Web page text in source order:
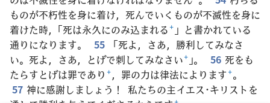
ものが不朽性を身に着け，死んでいくものが不滅性を身に
着けた時，「死は永久にのみ込まれる+ 」と書かれている
通りになります。
55
「死よ，さあ，勝利してみなさ
い。死よ，さあ，とげで刺してみなさい+ 」。 56 死をも
たらすとげは罪であり +，罪の力は律法によります+。
57 神に感謝しましょう！ 私たちの主イエス･キリストを